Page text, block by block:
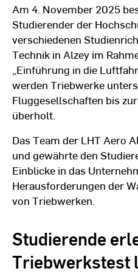
Am 4. November 2025
Studierender der
verschiedenen
Technik in Alzey im
„Einführung in die
werden Triebwerke
Fluggesellschaften bis
überholt.
Das Team der LHT Aero
und gewährte den
Einblicke in das
Herausforderungen der
von Triebwerken.
Studierende
Triebwerkstest